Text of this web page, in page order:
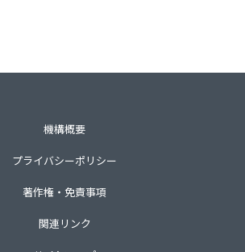
機構概要
プライバシーポリシー
著作権・免責事項
関連リンク